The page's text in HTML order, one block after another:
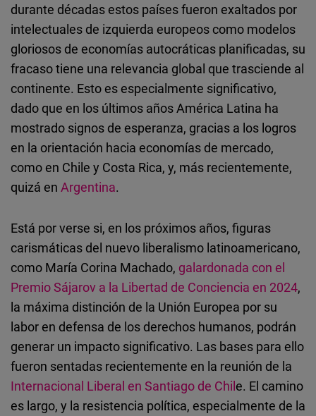
durante décadas estos países fueron exaltados por
intelectuales de izquierda europeos como modelos
gloriosos de economías autocráticas planificadas, su
fracaso tiene una relevancia global que trasciende al
continente. Esto es especialmente significativo,
dado que en los últimos años América Latina ha
mostrado signos de esperanza, gracias a los logros
en la orientación hacia economías de mercado,
como en Chile y Costa Rica, y, más recientemente,
quizá en Argentina.
Está por verse si, en los próximos años, figuras
carismáticas del nuevo liberalismo latinoamericano,
como María Corina Machado, galardonada con el
Premio Sájarov a la Libertad de Conciencia en 2024,
la máxima distinción de la Unión Europea por su
labor en defensa de los derechos humanos, podrán
generar un impacto significativo. Las bases para ello
fueron sentadas recientemente en la reunión de la
Internacional Liberal en Santiago de Chile. El camino
es largo, y la resistencia política, especialmente de la